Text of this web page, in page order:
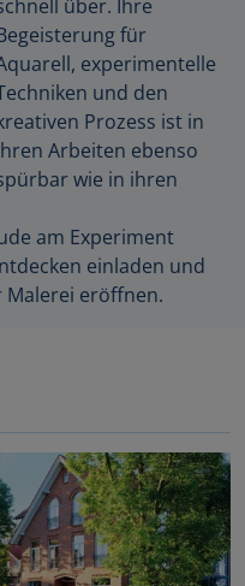
über. Ihre
für
experimentelle
und den
Prozess ist in
Arbeiten ebenso
wie in ihren
am Experiment
einladen und
Malerei eröffnen.